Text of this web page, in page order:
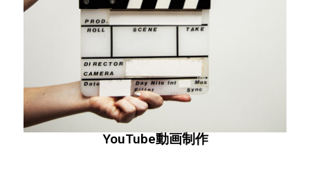
YouTube動画制作